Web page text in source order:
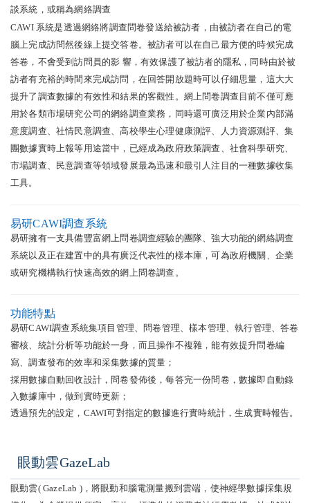
談系統，或稱為網絡調查
CAWI 系統是透過網絡將調查問卷發送給被訪者，由被訪者在自己的電
腦上完成訪問然後線上提交答卷。被訪者可以在自己最方便的時候完成
答卷，不會受到訪問員的影 響，有效保護了被訪者的隱私，同時由於被
訪者有充裕的時間來完成訪問，在回答開放題時可以仔細思量，這大大
提升了調查數據的有效性和結果的客觀性。網上問卷調查目前不僅可應
用於各類市場研究公司的網絡調查業務，同時還可廣泛用於企業內部滿
意度調查、社情民意調查、高校學生心理健康測評、人力資源測評、集
團數據實時上報等用途當中，已經成為政府政策調查、社會科學研究、
市場調查、民意調查等領域發展最為迅速和最引人注目的一種數據收集
工具。
易研CAWI調查系統
易研擁有一支具備豐富網上問卷調查經驗的團隊、強大功能的網絡調查
系統以及正在建置中的具有廣泛代表性的樣本庫，可為政府機關、企業
或研究機構執行快速高效的網上問卷調查。
功能特點
易研CAWI調查系統集項目管理、問卷管理、樣本管理、執行管理、答卷
審核、統計分析等功能於一身，而且操作不複雜，能有效提升問卷編
寫、調查發布的效率和采集數據的質量；
採用數據自動回收設計，問卷發佈後，每答完一份問卷，數據即自動錄
入數據庫中，做到實時更新；
透過預先的設定，CAWI可對指定的數據進行實時統計，生成實時報告。
眼動雲GazeLab
眼動雲( GazeLab )，將眼動和腦電測量搬到雲端，使神經學數據採集規